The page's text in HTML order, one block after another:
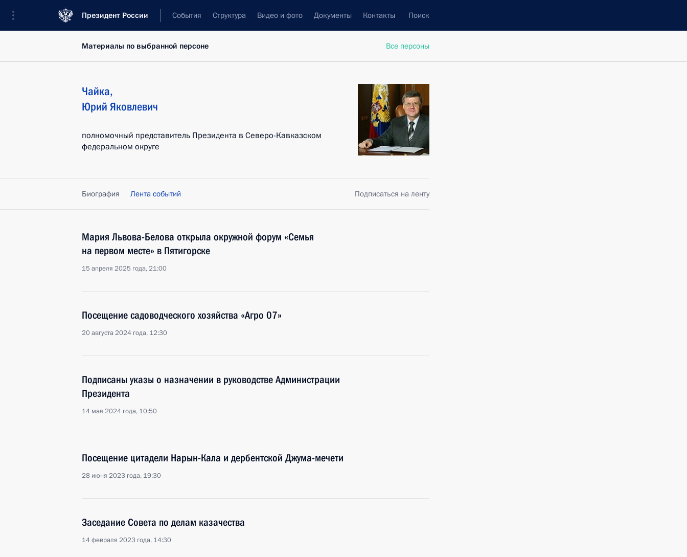
Президент России События Структура Видео и фото Документы Контакты Поиск
Все персоны
Материалы по выбранной персоне
Чайка,
Юрий Яковлевич
полномочный представитель Президента в Северо-Кавказском
федеральном округе
Биография Лента событий Подписаться на ленту
Мария Львова-Белова открыла окружной форум «Семья
на первом месте» в Пятигорске
15 апреля 2025 года, 21:00
Посещение садоводческого хозяйства «Агро 07»
20 августа 2024 года, 12:30
Подписаны указы о назначении в руководстве Администрации
Президента
14 мая 2024 года, 10:50
Посещение цитадели Нарын-Кала и дербентской Джума-мечети
28 июня 2023 года, 19:30
Заседание Совета по делам казачества
14 февраля 2023 года, 14:30